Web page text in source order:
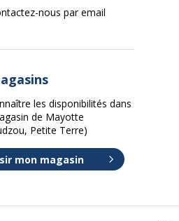
nous par email
les disponibilités dans
de Mayotte
Petite Terre)
mon magasin